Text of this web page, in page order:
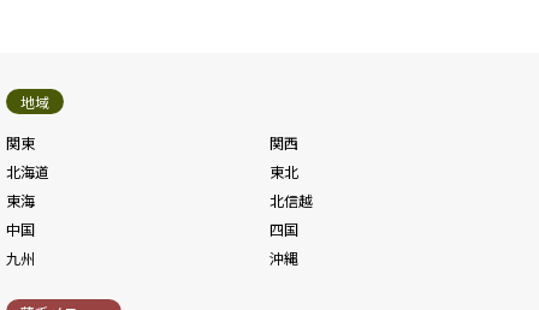
地域
関東
関西
北海道
東北
東海
北信越
中国
四国
九州
沖縄